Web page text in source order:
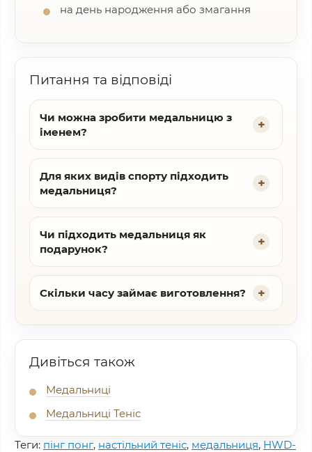
на день народження або змагання
Питання та відповіді
Чи можна зробити медальницю з
іменем?
Для яких видів спорту підходить
медальниця?
Чи підходить медальниця як
подарунок?
Скільки часу займає виготовлення?
Дивіться також
Медальниці
Медальниці Теніс
Теги: пінг понг, настільний теніс, медальниця, HWD-